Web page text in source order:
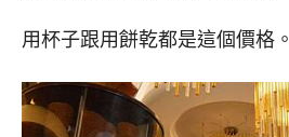
用杯子跟用餅乾都是這個價格。